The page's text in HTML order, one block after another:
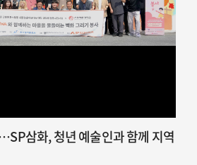
삼화, 청년 예술인과 함께 지역